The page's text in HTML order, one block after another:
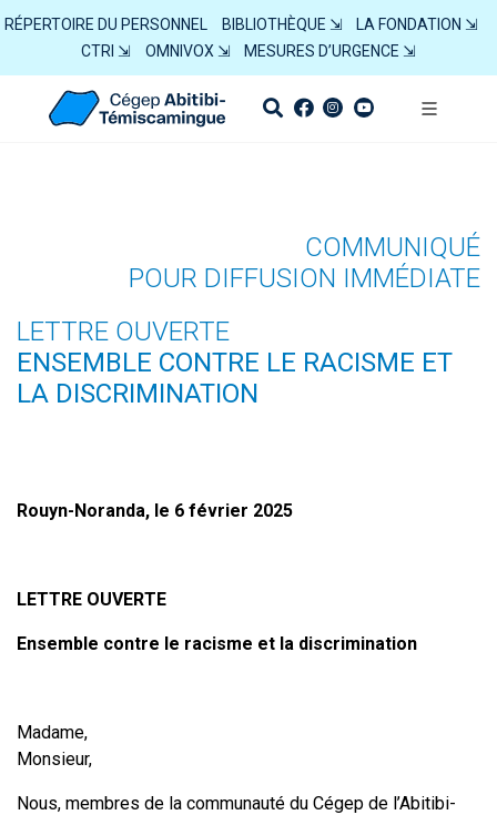
RÉPERTOIRE DU PERSONNEL BIBLIOTHÈQUE ⇲
LA FONDATION ⇲
CTRI ⇲
OMNIVOX ⇲ MESURES D’URGENCE ⇲
COMMUNIQUÉ
POUR DIFFUSION IMMÉDIATE
LETTRE OUVERTE
ENSEMBLE CONTRE LE RACISME ET
LA DISCRIMINATION
Rouyn-Noranda, le 6 février 2025
LETTRE OUVERTE
Ensemble contre le racisme et la discrimination
Madame,
Monsieur,
Nous, membres de la communauté du Cégep de l’Abitibi-